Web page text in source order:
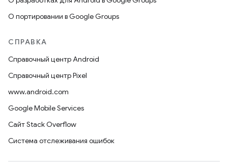
О портировании в Google Groups
СПРАВКА
Справочный центр Android
Справочный центр Pixel
www.android.com
Google Mobile Services
Сайт Stack Overflow
Система отслеживания ошибок